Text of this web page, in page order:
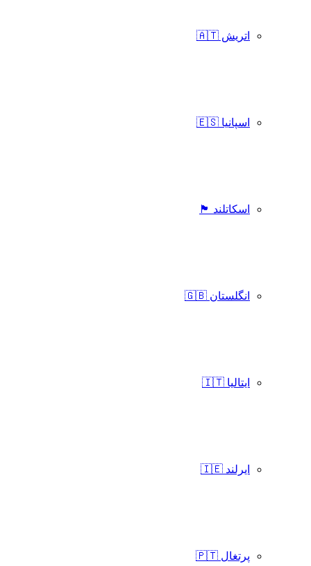
اتریش 🇦🇹
اسپانیا 🇪🇸
اسکاتلند 🏴󠁧󠁢󠁳󠁣󠁴󠁿
انگلستان 🇬🇧
ایتالیا 🇮🇹
ایرلند 🇮🇪
پرتغال 🇵🇹